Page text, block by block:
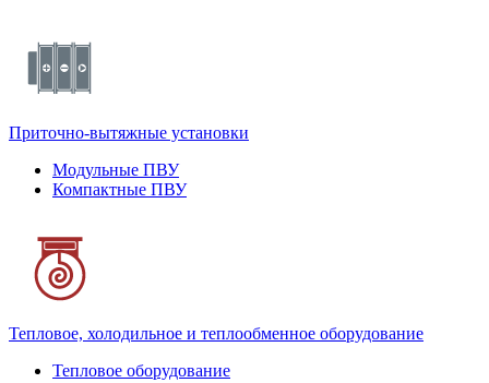
Приточно-вытяжные установки
Модульные ПВУ
Компактные ПВУ
Тепловое, холодильное и теплообменное оборудование
Тепловое оборудование